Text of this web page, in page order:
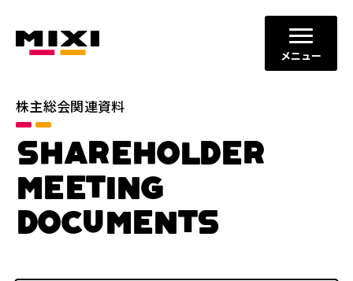
メニュー
株主総会関連資料
SHAREHOLDER
MEETING
DOCUMENTS